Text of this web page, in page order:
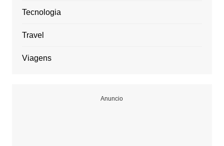
Tecnologia
Travel
Viagens
Anuncio